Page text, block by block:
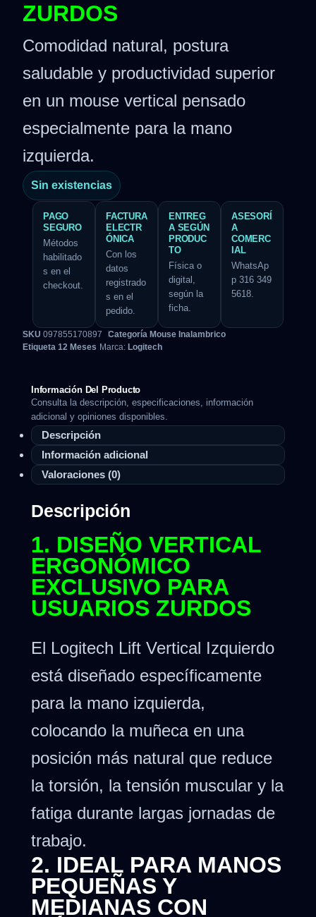
ZURDOS
Comodidad natural, postura
saludable y productividad superior
en un mouse vertical pensado
especialmente para la mano
izquierda.
Sin existencias
PAGO
SEGURO
Métodos
habilitado
s en el
checkout.
FACTURA
ELECTR
ÓNICA
Con los
datos
registrado
s en el
pedido.
ENTREG
A SEGÚN
PRODUC
TO
Física o
digital,
según la
ficha.
ASESORÍ
A
COMERC
IAL
WhatsAp
p 316 349
5618.
SKU 097855170897 Categoría Mouse Inalambrico
Etiqueta 12 Meses Marca: Logitech
Información Del Producto
Consulta la descripción, especificaciones, información
adicional y opiniones disponibles.
Descripción
Información adicional
Valoraciones (0)
Descripción
1. DISEÑO VERTICAL
ERGONÓMICO
EXCLUSIVO PARA
USUARIOS ZURDOS
El Logitech Lift Vertical Izquierdo
está diseñado específicamente
para la mano izquierda,
colocando la muñeca en una
posición más natural que reduce
la torsión, la tensión muscular y la
fatiga durante largas jornadas de
trabajo.
2. IDEAL PARA MANOS
PEQUEÑAS Y
MEDIANAS CON